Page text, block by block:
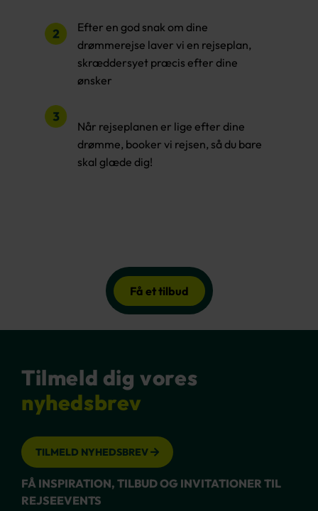
Efter en god snak om dine
drømmerejse laver vi en rejseplan,
skræddersyet præcis efter dine
ønsker
Når rejseplanen er lige efter dine
drømme, booker vi rejsen, så du bare
skal glæde dig!
Få et tilbud
Tilmeld dig vores
nyhedsbrev
TILMELD NYHEDSBREV
FÅ INSPIRATION, TILBUD OG INVITATIONER TIL
REJSEEVENTS